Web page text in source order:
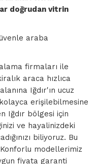
doğrudan vitrin
araba
firmaları ile
araca hızlıca
Iğdır'ın ucuz
erişilebilmesine
Iğdır bölgesi için
ve hayalinizdeki
biliyoruz. Bu
modellerimiz
fiyata garanti